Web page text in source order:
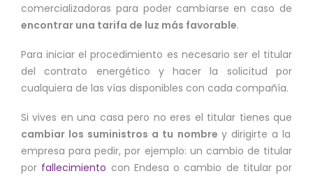
comercializadoras para poder cambiarse en caso de
encontrar una tarifa de luz más favorable.
Para iniciar el procedimiento es necesario ser el titular
del contrato energético y hacer la solicitud por
cualquiera de las vías disponibles con cada compañía.
Si vives en una casa pero no eres el titular tienes que
cambiar los suministros a tu nombre y dirigirte a la
empresa para pedir, por ejemplo: un cambio de titular
por fallecimiento con Endesa o cambio de titular por